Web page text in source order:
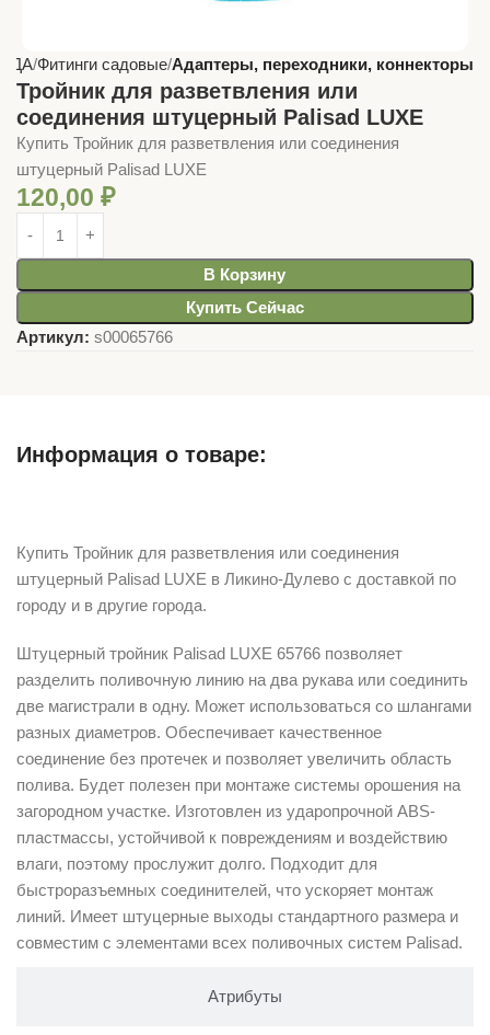
Фитинги садовые Адаптеры, переходники, коннекторы
Тройник для разветвления или
соединения штуцерный Palisad LUXE
Купить Тройник для разветвления или соединения
штуцерный Palisad LUXE
120,00 ₽
В Корзину
Купить Сейчас
Артикул: s00065766
Информация о товаре:
Атрибуты
Купить Тройник для разветвления или соединения
штуцерный Palisad LUXE в Ликино-Дулево с доставкой по
городу и в другие города.
Штуцерный тройник Palisad LUXE 65766 позволяет
разделить поливочную линию на два рукава или соединить
две магистрали в одну. Может использоваться со шлангами
разных диаметров. Обеспечивает качественное
соединение без протечек и позволяет увеличить область
полива. Будет полезен при монтаже системы орошения на
загородном участке. Изготовлен из ударопрочной ABS-
пластмассы, устойчивой к повреждениям и воздействию
влаги, поэтому прослужит долго. Подходит для
быстроразъемных соединителей, что ускоряет монтаж
линий. Имеет штуцерные выходы стандартного размера и
совместим с элементами всех поливочных систем Palisad.